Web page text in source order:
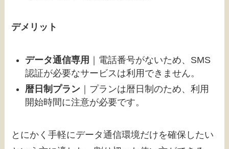
デメリット
データ通信専用
｜電話番号がないため、SMS
認証が必要なサービスは利用できません。
暦日制プラン ｜プランは暦日制のため、利用
開始時間に注意が必要です。
とにかく手軽にデータ通信環境だけを確保したい